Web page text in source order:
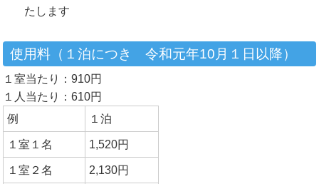
たします
使用料（１泊につき 令和元年10月１日以降）
１室当たり：910円
１人当たり：610円
例
１泊
１室１名 1,520円
１室２名 2,130円